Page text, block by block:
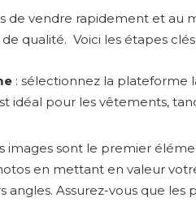
de vendre rapidement et au
qualité. Voici les étapes clés
: sélectionnez la plateforme
idéal pour les vêtements,
images sont le premier
en mettant en valeur
angles. Assurez-vous que